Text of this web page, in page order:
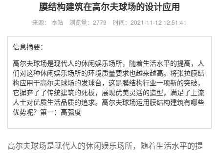
膜结构建筑在高尔夫球场的设计应用
来源： 本站 浏览量：2779 时间：2021-11-12 12:51:41
信息摘要：
高尔夫球场是现代人的休闲娱乐场所，随着生活水平的提高，人
们对这种休闲娱乐场所的环境质量要求也越来越高。将张拉膜结
构应用于高尔夫球场的发球台，这是膜结构行业一项新的突破，
它摒弃了了传统建筑的死板，展现优美灵活的造型，满足了上流
人士对优质生活品质的追求。高尔夫球场运用膜结构建筑有哪些
优势呢？第一：高强度
高尔夫球场是现代人的休闲娱乐场所，随着生活水平的提